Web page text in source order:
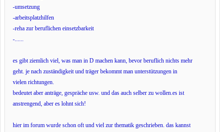
-umsetzung
-arbeitsplatzhilfen
-reha zur beruflichen einsetzbarkeit
-......
es gibt ziemlich viel, was man in D machen kann, bevor beruflich nichts mehr
geht. je nach zuständigkeit und träger bekommt man unterstützungen in
vielen richtungen.
bedeutet aber anträge, gespräche usw. und das auch selber zu wollen.es ist
anstrengend, aber es lohnt sich!
hier im forum wurde schon oft und viel zur thematik geschrieben. das kannst